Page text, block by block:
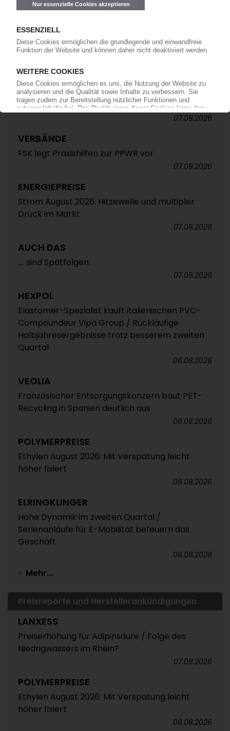
Preiserhöhung für Adipinsäure / Folge des
ALTAUTO-RECYCLING
TecPart: Verband ruft zur Teilnahme an EU-
Konsultation zum Rezyklatanteil auf /
Öffentliche Webkonferenz soll Industrieposition
abstimmen
07.08.2026
VERBÄNDE
FSK legt Praxishilfen zur PPWR vor
07.08.2026
ENERGIEPREISE
Strom August 2026: Hitzewelle und multipler
Druck im Markt
07.08.2026
AUCH DAS
.... sind Spätfolgen:
07.08.2026
HEXPOL
Elastomer-Spezialist kauft italienischen PVC-
Compoundeur Vipa Group / Rückläufige
Halbjahresergebnisse trotz besserem zweiten
Quartal
06.08.2026
VEOLIA
Französischer Entsorgungskonzern baut PET-
Recycling in Spanien deutlich aus
06.08.2026
POLYMERPREISE
Ethylen August 2026: Mit Verspätung leicht
höher fixiert
06.08.2026
ELRINGKLINGER
Hohe Dynamik im zweiten Quartal /
Serienanläufe für E-Mobilität befeuern das
Geschäft
06.08.2026
Mehr...
Preisreporte und Herstellerankündigungen
LANXESS
Preiserhöhung für Adipinsäure / Folge des
Niedrigwassers im Rhein?
07.08.2026
POLYMERPREISE
Ethylen August 2026: Mit Verspätung leicht
höher fixiert
06.08.2026